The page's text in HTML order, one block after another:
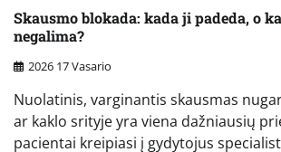
Skausmo blokada: kada ji padeda, o
negalima?
2026 17 Vasario
Nuolatinis, varginantis skausmas
ar kaklo srityje yra viena dažniausių
pacientai kreipiasi į gydytojus